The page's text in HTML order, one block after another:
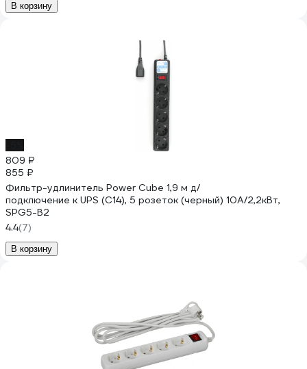
В корзину
809 ₽
855 ₽
Фильтр-удлинитель Power Cube 1,9 м д/
подключение к UPS (C14), 5 розеток (черный) 10А/2,2кВт,
SPG5-В2
4.4(7)
В корзину